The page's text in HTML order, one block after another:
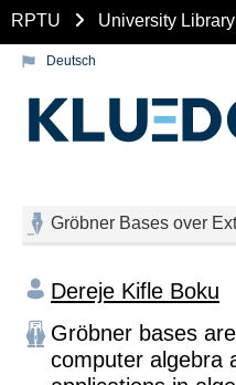
RPTU University Library
Deutsch
Gröbner Bases over
Dereje Kifle Boku
Gröbner bases
computer algebra